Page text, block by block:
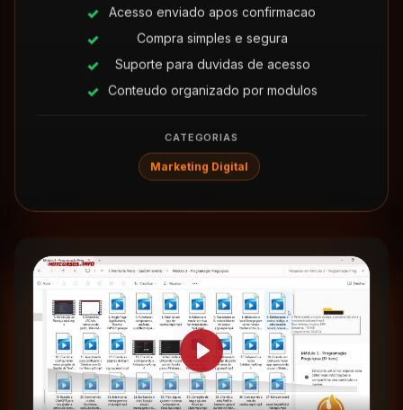
Acesso enviado apos confirmacao
Compra simples e segura
Suporte para duvidas de acesso
Conteudo organizado por modulos
CATEGORIAS
Marketing Digital